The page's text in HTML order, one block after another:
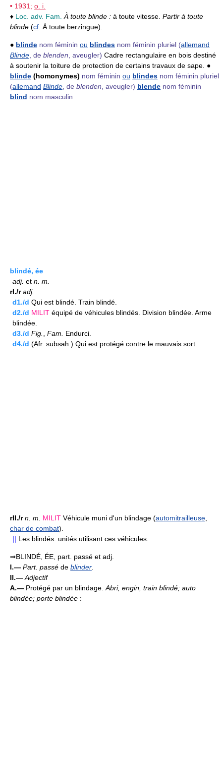
• 1931; o. i.
♦ Loc. adv. Fam. À toute blinde : à toute vitesse. Partir à toute
blinde (cf . À toute berzingue)
● blinde nom féminin ou blindes nom féminin pluriel (allemand
Blinde , de blenden , aveugler) Cadre rectangulaire en bois destiné
à soutenir la toiture de protection de certains travaux de sape. ●
blinde (homonymes) nom féminin ou blindes nom féminin pluriel
(allemand Blinde , de blenden , aveugler) blende nom féminin
blind nom masculin
blindé, ée
adj. et n. m.
rI./r adj.
d1./d Qui est blindé. Train blindé.
d2./d MILIT équipé de véhicules blindés. Division blindée. Arme
blindée.
d3./d Fig. Fam.
Endurci.
d4./d (Afr. subsah.) Qui est protégé contre le mauvais sort.
rII./r n. m. MILIT Véhicule muni d'un blindage (automitrailleuse
char de combat).
|| Les blindés: unités utilisant ces véhicules.
⇒BLINDÉ, ÉE, part. passé et adj.
I.— Part. passé de blinder
II.— Adjectif
A.— Protégé par un blindage. Abri, engin, train blindé; auto
blindée; porte blindée :